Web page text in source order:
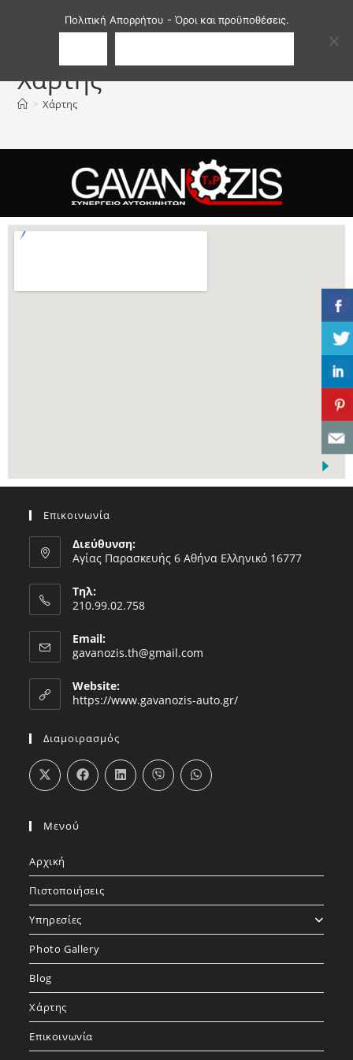
Χάρτης
> Χάρτης
Επικοινωνία
Διεύθυνση:
Αγίας Παρασκευής 6 Αθήνα Ελληνικό 16777
Τηλ:
210.99.02.758
Email:
gavanozis.th@gmail.com
Website:
https://www.gavanozis-auto.gr/
Διαμοιρασμός
Μενού
Αρχική
Πιστοποιήσεις
Υπηρεσίες
Photo Gallery
Blog
Χάρτης
Επικοινωνία
Πολιτική Απορρήτου - Όροι και προϋποθέσεις.